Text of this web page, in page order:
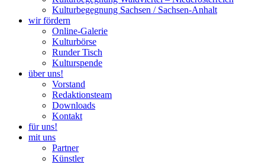
Kulturbegegnung Sachsen / Sachsen-Anhalt
wir fördern
Online-Galerie
Kulturbörse
Runder Tisch
Kulturspende
über uns!
Vorstand
Redaktionsteam
Downloads
Kontakt
für uns!
mit uns
Partner
Künstler